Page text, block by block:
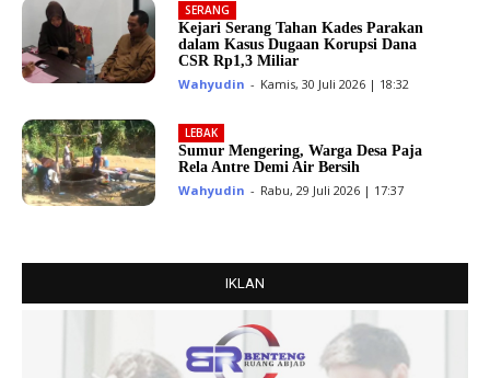
SERANG
Kejari Serang Tahan Kades Parakan
dalam Kasus Dugaan Korupsi Dana
CSR Rp1,3 Miliar
Wahyudin - Kamis, 30 Juli 2026 | 18:32
LEBAK
Sumur Mengering, Warga Desa Paja
Rela Antre Demi Air Bersih
Wahyudin - Rabu, 29 Juli 2026 | 17:37
IKLAN